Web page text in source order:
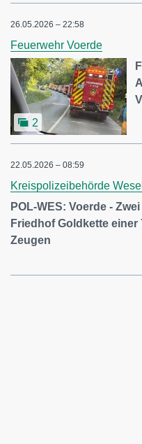
26.05.2026 – 22:58
Feuerwehr Voerde
2
22.05.2026 – 08:59
Kreispolizeibehörde Wesel
POL-WES: Voerde -
Friedhof Goldkette
Zeugen